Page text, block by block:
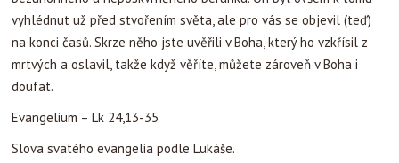
vyhlédnut už před stvořením světa, ale pro vás se objevil (teď)
na konci časů. Skrze něho jste uvěřili v Boha, který ho vzkřísil z
mrtvých a oslavil, takže když věříte, můžete zároveň v Boha i
doufat.
Evangelium – Lk 24,13-35
Slova svatého evangelia podle Lukáše.